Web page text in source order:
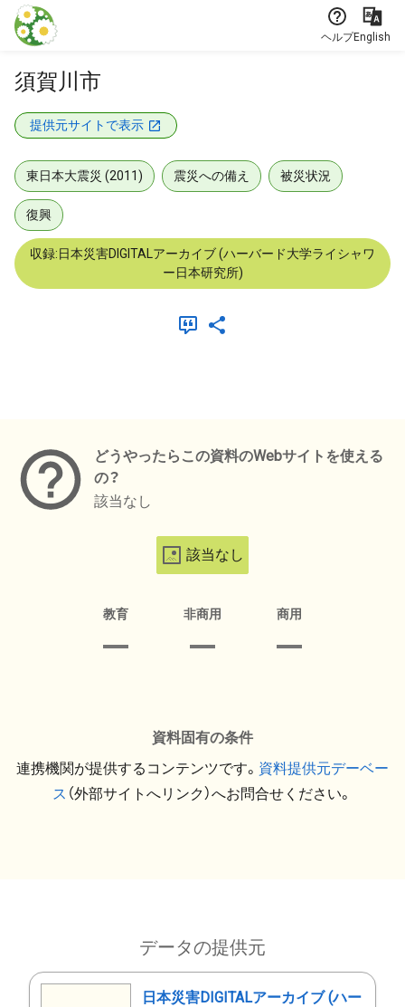
本文に飛ぶ
ヘルプEnglish
須賀川市
提供元サイトで表示
東日本大震災 (2011) 震災への備え 被災状況
復興
収録:日本災害DIGITALアーカイブ (ハーバード大学ライシャワ
ー日本研究所)
どうやったらこの資料のWebサイトを使える
の？
該当なし
該当なし
教育 非商用 商用
資料固有の条件
連携機関が提供するコンテンツです。 資料提供元デーベー
ス （外部サイトへリンク）へお問合せください。
データの提供元
日本災害DIGITALアーカイブ (ハー